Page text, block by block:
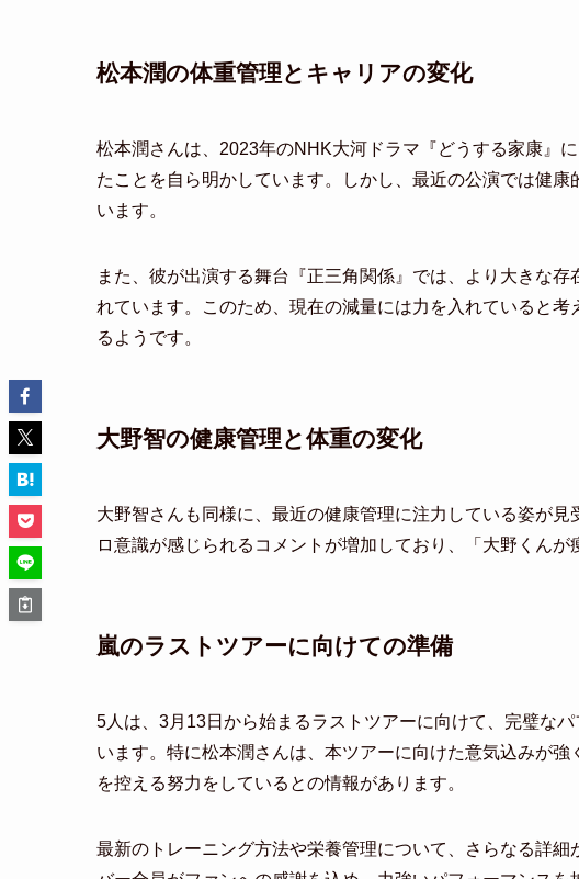
松本潤の体重管理とキャリアの変化
松本潤さんは、2023年のNHK大河ドラマ『どうする家康』
たことを自ら明かしています。しかし、最近の公演では健
います。
また、彼が出演する舞台『正三角関係』では、より大きな
れています。このため、現在の減量には力を入れていると
るようです。
大野智の健康管理と体重の変化
大野智さんも同様に、最近の健康管理に注力している姿が
ロ意識が感じられるコメントが増加しており、「大野くんが
嵐のラストツアーに向けての準備
5人は、3月13日から始まるラストツアーに向けて、完璧な
います。特に松本潤さんは、本ツアーに向けた意気込みが
を控える努力をしているとの情報があります。
最新のトレーニング方法や栄養管理について、さらなる詳